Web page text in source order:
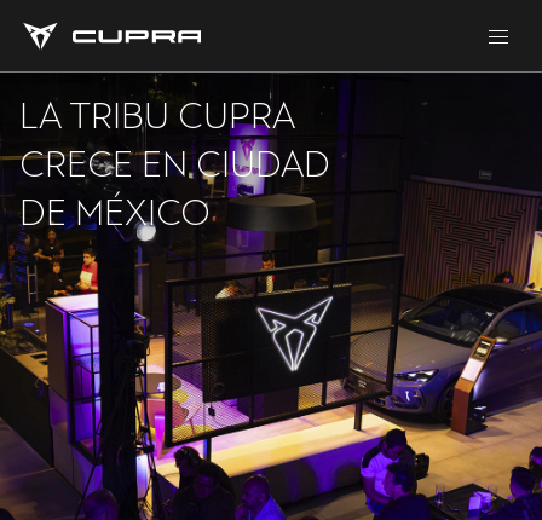
LA TRIBU CUPRA
CRECE EN CIUDAD
DE MÉXICO